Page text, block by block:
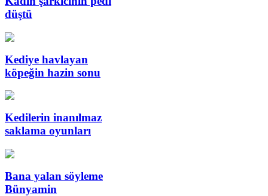
düştü
Kediye havlayan
köpeğin hazin sonu
Kedilerin inanılmaz
saklama oyunları
Bana yalan söyleme
Bünyamin